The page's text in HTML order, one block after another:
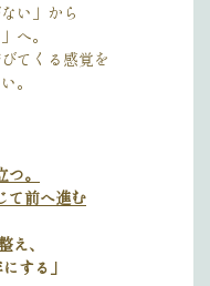
い」から
へ。
てくる感覚を
。
。
て前へ進む
え、
する」